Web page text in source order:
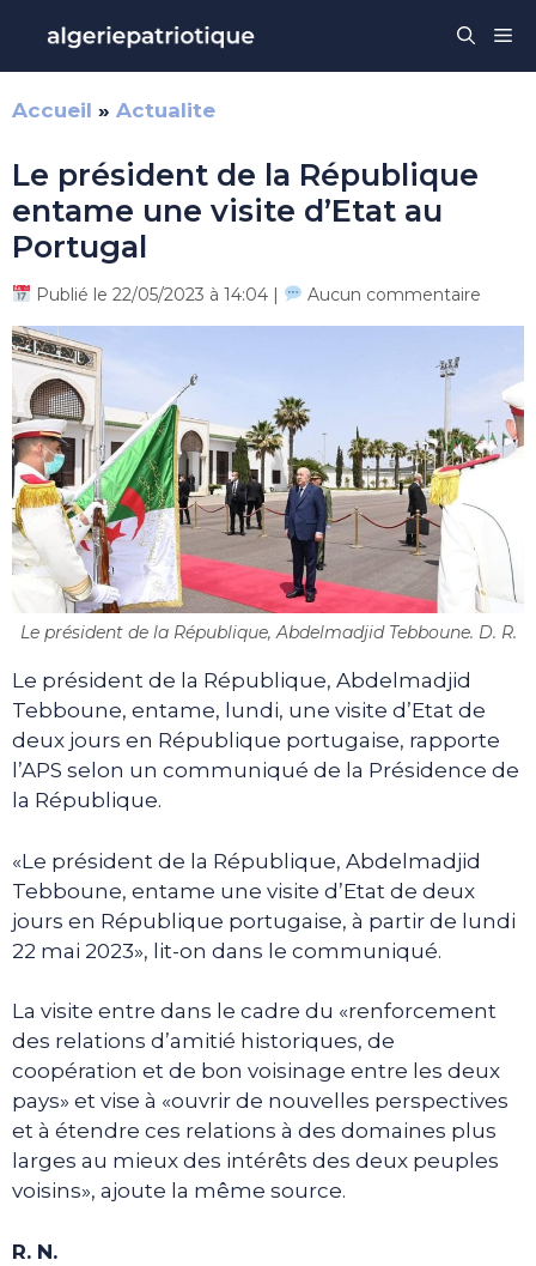
contenu
Accueil » Actualite
Le président de la République
entame une visite d’Etat au
Portugal
Publié le 22/05/2023 à 14:04 | Aucun commentaire
Le président de la République, Abdelmadjid Tebboune. D. R.
Le président de la République, Abdelmadjid
Tebboune, entame, lundi, une visite d’Etat de
deux jours en République portugaise, rapporte
l’APS selon un communiqué de la Présidence de
la République.
«Le président de la République, Abdelmadjid
Tebboune, entame une visite d’Etat de deux
jours en République portugaise, à partir de lundi
22 mai 2023», lit-on dans le communiqué.
La visite entre dans le cadre du «renforcement
des relations d’amitié historiques, de
coopération et de bon voisinage entre les deux
pays» et vise à «ouvrir de nouvelles perspectives
et à étendre ces relations à des domaines plus
larges au mieux des intérêts des deux peuples
voisins», ajoute la même source.
R. N.